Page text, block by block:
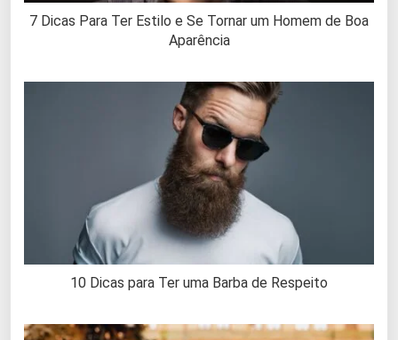
7 Dicas Para Ter Estilo e Se Tornar um Homem de Boa
Aparência
10 Dicas para Ter uma Barba de Respeito